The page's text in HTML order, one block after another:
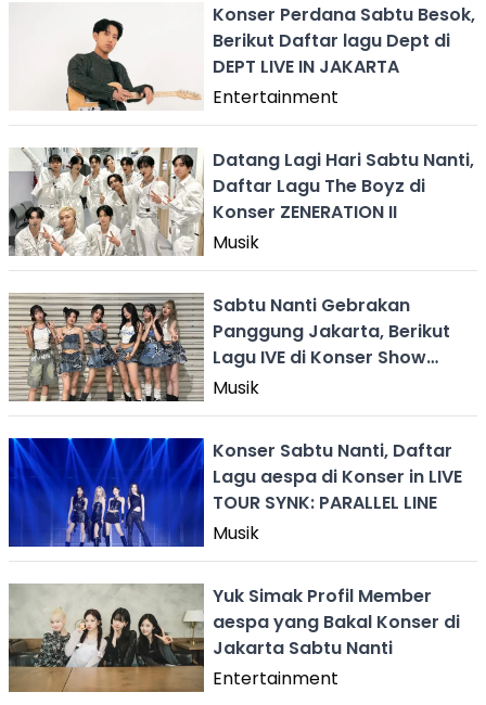
Konser Perdana Sabtu Besok,
Berikut Daftar lagu Dept di
DEPT LIVE IN JAKARTA
Entertainment
Datang Lagi Hari Sabtu Nanti,
Daftar Lagu The Boyz di
Konser ZENERATION II
Musik
Sabtu Nanti Gebrakan
Panggung Jakarta, Berikut
Lagu IVE di Konser Show
What I Have
Musik
Konser Sabtu Nanti, Daftar
Lagu aespa di Konser in LIVE
TOUR SYNK: PARALLEL LINE
Musik
Yuk Simak Profil Member
aespa yang Bakal Konser di
Jakarta Sabtu Nanti
Entertainment